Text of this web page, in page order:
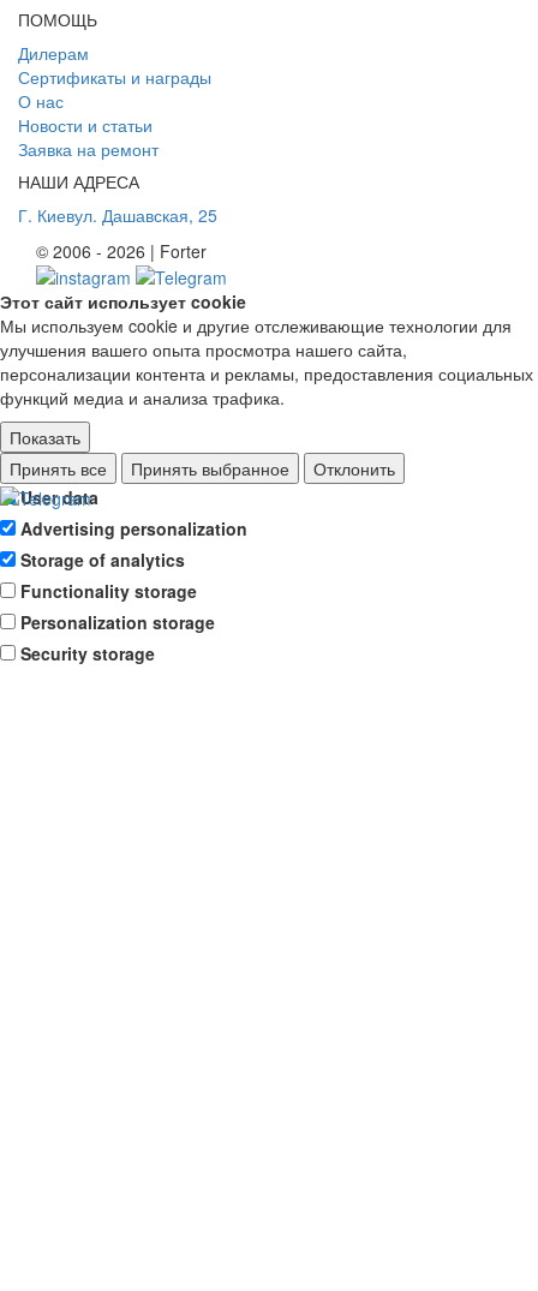
ПОМОЩЬ
Дилерам
Сертификаты и награды
О нас
Новости и статьи
Заявка на ремонт
НАШИ АДРЕСА
Г. Киевул. Дашавская, 25
© 2006 - 2026 | Forter
Этот сайт использует cookie
Мы используем cookie и другие отслеживающие технологии для
улучшения вашего опыта просмотра нашего сайта,
персонализации контента и рекламы, предоставления социальных
функций медиа и анализа трафика.
Показать
Ad storage
User data
Advertising personalization
Storage of analytics
Functionality storage
Personalization storage
Security storage
Принять все Принять выбранное Отклонить